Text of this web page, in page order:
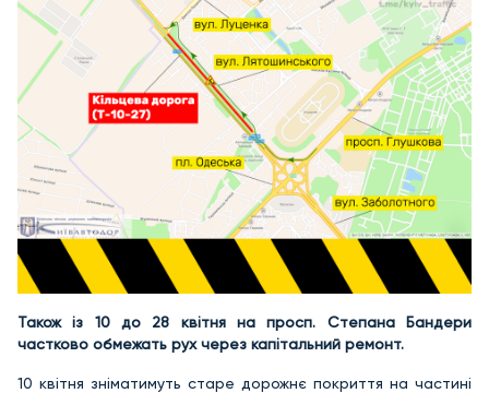
Також із 10 до 28 квітня на просп. Степана Бандери
частково обмежать рух через капітальний ремонт.
10 квітня зніматимуть старе дорожнє покриття на частині